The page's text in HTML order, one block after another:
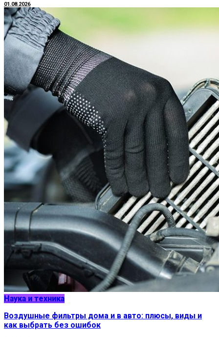
01.08.2026
Наука и техника
Воздушные фильтры дома и в авто: плюсы, виды и
как выбрать без ошибок